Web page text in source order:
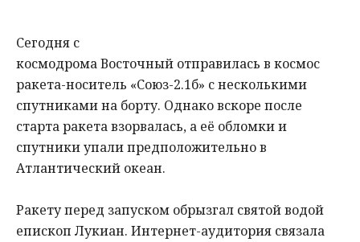
Сегодня с
космодрома Восточный отправилась в космос
ракета-носитель «Союз-2.1б» с несколькими
спутниками на борту. Однако вскоре после
старта ракета взорвалась, а её обломки и
спутники упали предположительно в
Атлантический океан.
Ракету перед запуском обрызгал святой водой
епископ Лукиан. Интернет-аудитория связала